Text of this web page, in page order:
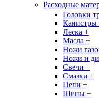
Расходные
Головки
Канистры
Леска +
Масла +
Ножи
Ножи и
Свечи +
Смазки +
Цепи +
Шины +